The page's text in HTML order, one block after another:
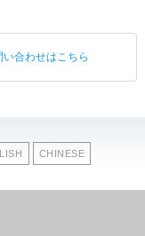
合わせはこちら
CHINESE